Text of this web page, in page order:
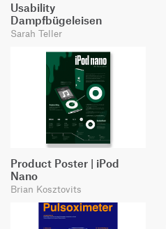
Usability
Dampfbügeleisen
Sarah Teller
Product Poster | iPod
Nano
Brian Kosztovits